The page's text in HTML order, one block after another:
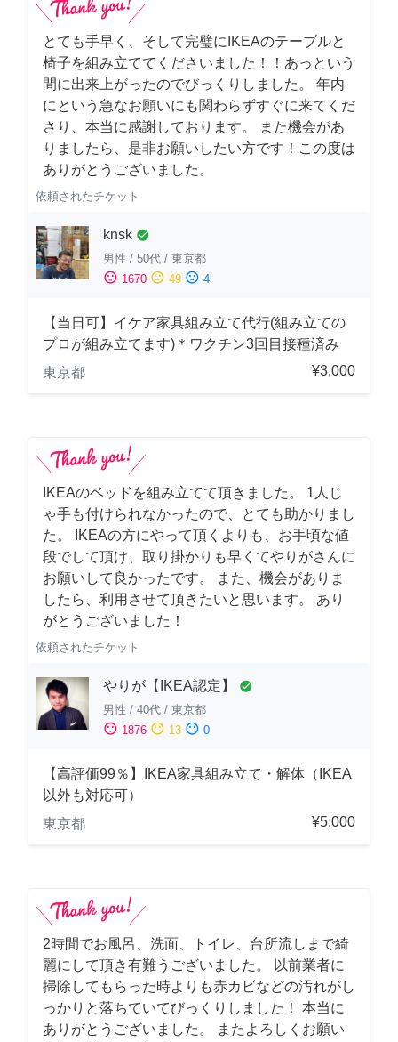
とても手早く、そして完璧にIKEAのテーブルと
椅子を組み立ててくださいました！！あっという
間に出来上がったのでびっくりしました。 年内
にという急なお願いにも関わらずすぐに来てくだ
さり、本当に感謝しております。 また機会があ
りましたら、是非お願いしたい方です！この度は
ありがとうございました。
依頼されたチケット
knsk check_circle
男性 / 50代 / 東京都
sentiment_satisfied 1670 sentiment_neutral 49 sentiment_dissatisfied 4
【当日可】イケア家具組み立て代行(組み立ての
プロが組み立てます)＊ワクチン3回目接種済み
東京都
¥3,000
IKEAのベッドを組み立てて頂きました。 1人じ
ゃ手も付けられなかったので、とても助かりまし
た。 IKEAの方にやって頂くよりも、お手頃な値
段でして頂け、取り掛かりも早くてやりがさんに
お願いして良かったです。 また、機会がありま
したら、利用させて頂きたいと思います。 あり
がとうございました！
依頼されたチケット
やりが【IKEA認定】 check_circle
男性 / 40代 / 東京都
sentiment_satisfied 1876 sentiment_neutral 13 sentiment_dissatisfied 0
【高評価99％】IKEA家具組み立て・解体（IKEA
以外も対応可）
東京都
¥5,000
2時間でお風呂、洗面、トイレ、台所流しまで綺
麗にして頂き有難うございました。 以前業者に
掃除してもらった時よりも赤カビなどの汚れがし
っかりと落ちていてびっくりしました！ 本当に
ありがとうございました。 またよろしくお願い